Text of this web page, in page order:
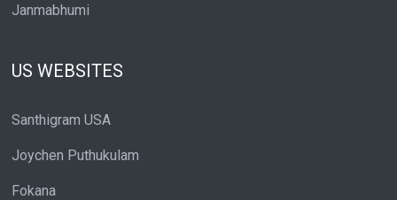
Janmabhumi
US WEBSITES
Santhigram USA
Joychen Puthukulam
Fokana